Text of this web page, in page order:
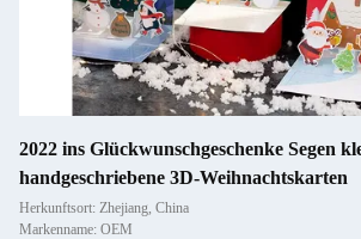
2022 ins Glückwunschgeschenke Segen
handgeschriebene 3D-Weihnachtskarten
Herkunftsort: Zhejiang, China
Markenname: OEM